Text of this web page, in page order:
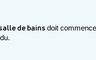
de bains doit